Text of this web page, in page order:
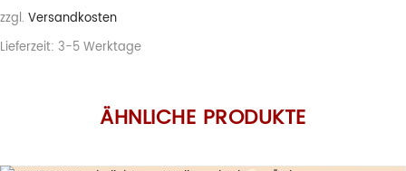
zzgl. Versandkosten
Lieferzeit: 3-5 Werktage
ÄHNLICHE PRODUKTE